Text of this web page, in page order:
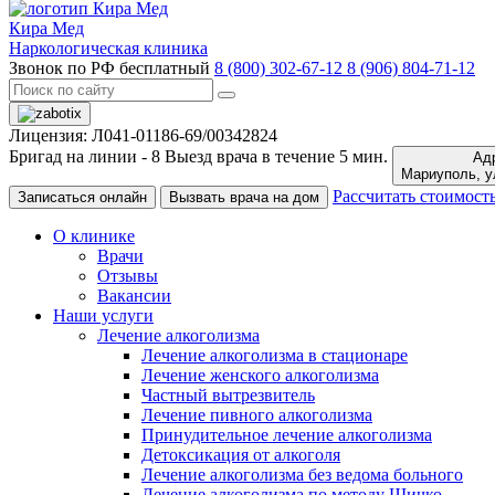
Кира Мед
Наркологическая клиника
Звонок по РФ бесплатный 8 (800) 302-67-12 8 (906) 804-71-12
Лицензия: Л041-01186-69/00342824
Бригад на линии - 8 Выезд врача в течение 5 мин.
Записаться онлайн
Вызвать врача на дом Рассчитать
О клинике
Врачи
Отзывы
Вакансии
Наши услуги
Лечение алкоголизма
Лечение алкоголизма в стационаре
Лечение женского алкоголизма
Частный вытрезвитель
Лечение пивного алкоголизма
Принудительное лечение алкоголизма
Детоксикация от алкоголя
Лечение алкоголизма без ведома больного